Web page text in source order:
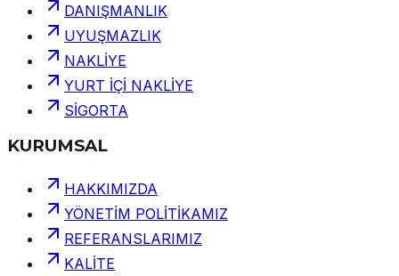
DANIŞMANLIK
UYUŞMAZLIK
NAKLİYE
YURT İÇİ NAKLİYE
SİGORTA
KURUMSAL
HAKKIMIZDA
YÖNETİM POLİTİKAMIZ
REFERANSLARIMIZ
KALİTE